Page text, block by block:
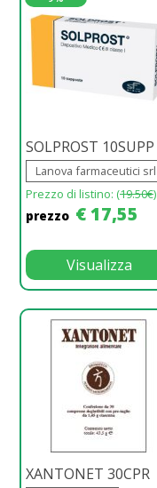
SOLPROST 10SUPP
Lanova farmaceutici srl
Prezzo di listino: (19.50€)
prezzo € 17,55
Visualizza
XANTONET 30CPR